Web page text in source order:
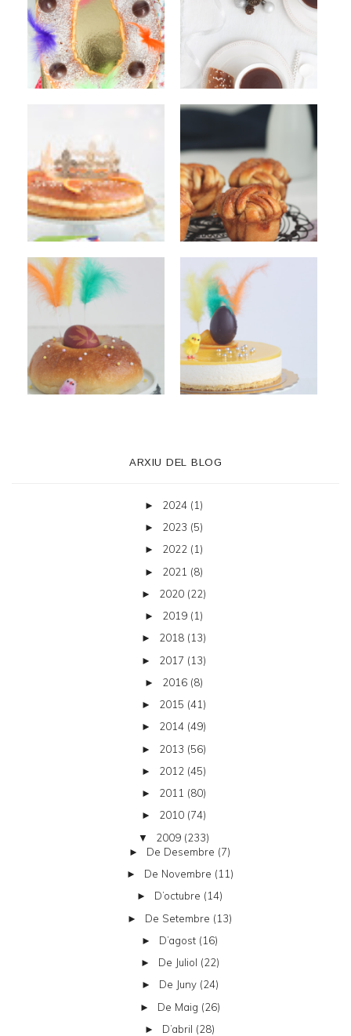
ARXIU DEL BLOG
► 2024 (1)
► 2023 (5)
► 2022 (1)
► 2021 (8)
► 2020 (22)
► 2019 (1)
► 2018 (13)
► 2017 (13)
► 2016 (8)
► 2015 (41)
► 2014 (49)
► 2013 (56)
► 2012 (45)
► 2011 (80)
► 2010 (74)
▼ 2009 (233)
► De Desembre (7)
► De Novembre (11)
► D’octubre (14)
► De Setembre (13)
► D’agost (16)
► De Juliol (22)
► De Juny (24)
► De Maig (26)
► D’abril (28)